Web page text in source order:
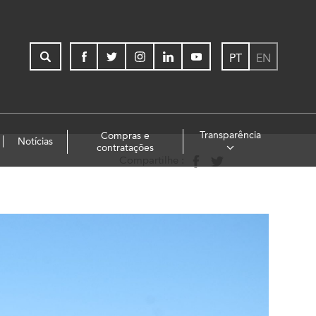
PT EN
Notícias
Compras e
contratações
Transparência